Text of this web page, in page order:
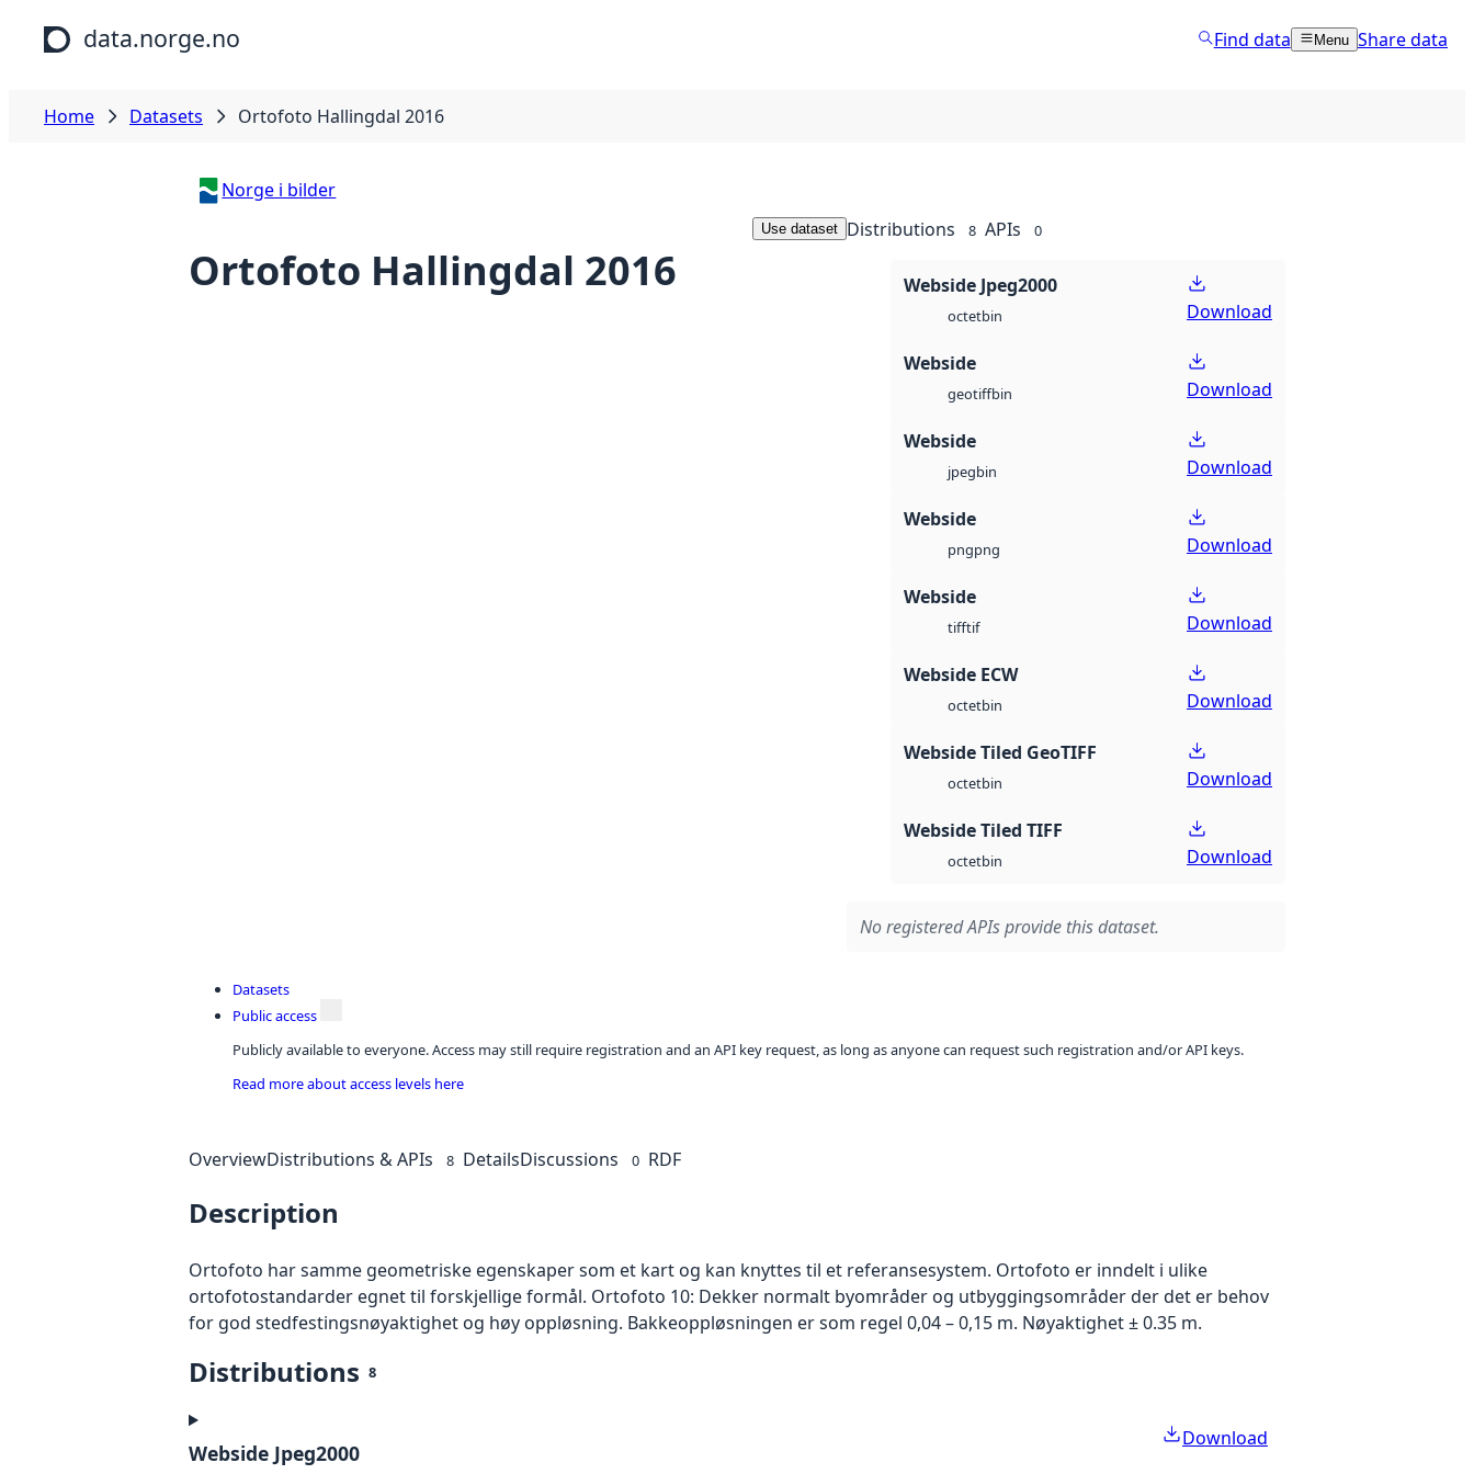
Skip to main content
data.norge.no Find data Menu Share data
Home Datasets Ortofoto Hallingdal 2016
Norge i bilder
Ortofoto Hallingdal 2016
Use dataset Distributions 8 APIs 0
Webside Jpeg2000
octetbin Download
Webside
geotiffbin Download
Webside
jpegbin Download
Webside
pngpng Download
Webside
tifftif Download
Webside ECW
octetbin Download
Webside Tiled GeoTIFF
octetbin Download
Webside Tiled TIFF
octetbin Download
No registered APIs provide this dataset.
Datasets
Public access
Publicly available to everyone. Access may still require registration and an API key request, as long as anyone can request such registration and/or API keys.
Read more about access levels here
OverviewDistributions & APIs 8 DetailsDiscussions 0 RDF
Description
Ortofoto har samme geometriske egenskaper som et kart og kan knyttes til et referansesystem. Ortofoto er inndelt i ulike
ortofotostandarder egnet til forskjellige formål. Ortofoto 10: Dekker normalt byområder og utbyggingsområder der det er behov
for god stedfestingsnøyaktighet og høy oppløsning. Bakkeoppløsningen er som regel 0,04 – 0,15 m. Nøyaktighet ± 0.35 m.
Distributions 8
Webside Jpeg2000
Download